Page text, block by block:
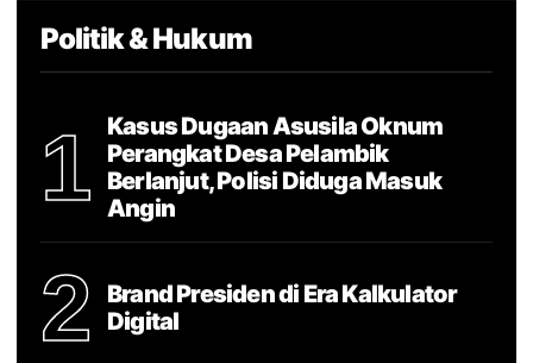
Politik & Hukum
1
Kasus Dugaan Asusila Oknum
Perangkat Desa Pelambik
Berlanjut, Polisi Diduga Masuk
Angin
2
Brand Presiden di Era Kalkulator
Digital